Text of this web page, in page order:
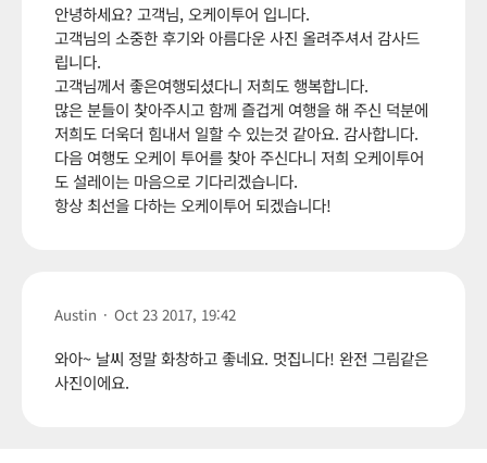
안녕하세요? 고객님, 오케이투어 입니다.
고객님의 소중한 후기와 아름다운 사진 올려주셔서 감사드
립니다.
고객님께서 좋은여행되셨다니 저희도 행복합니다.
많은 분들이 찾아주시고 함께 즐겁게 여행을 해 주신 덕분에
저희도 더욱더 힘내서 일할 수 있는것 같아요. 감사합니다.
다음 여행도 오케이 투어를 찾아 주신다니 저희 오케이투어
도 설레이는 마음으로 기다리겠습니다.
항상 최선을 다하는 오케이투어 되겠습니다!
Austin · Oct 23 2017, 19:42
와아~ 날씨 정말 화창하고 좋네요. 멋집니다! 완전 그림같은
사진이에요.